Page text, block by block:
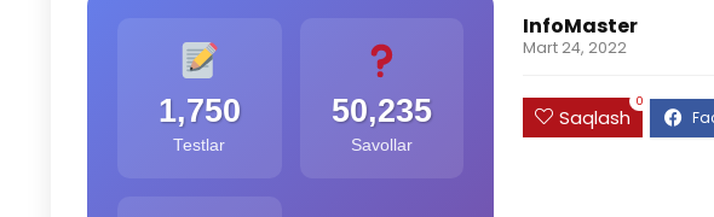
InfoMaster
Mart 24, 2022
Saqlash
0
1,750
Testlar
50,235
Savollar